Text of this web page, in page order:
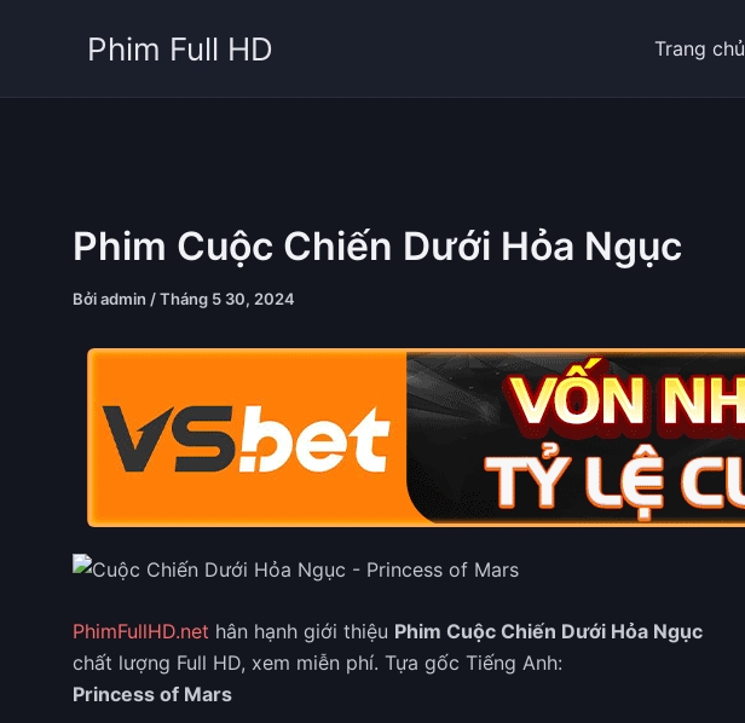
Phim Full HD Trang chủ
Phim Cuộc Chiến Dưới Hỏa Ngục
Bởiadmin /Tháng 5 30, 2024
PhimFullHD.net hân hạnh giới thiệu Phim Cuộc Chiến Dưới Hỏa Ngục
chất lượng Full HD, xem miễn phí. Tựa gốc Tiếng Anh:
Princess of Mars